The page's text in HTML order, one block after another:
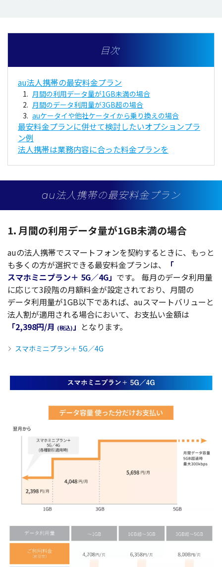
目次
au法人携帯の最安料金プラン
月間の利用データ量が1GB未満の場合
月間のデータ利用量が3GB超の場合
auケータイや他社ケータイから乗り換えの場合
最安料金プランに併せて検討したいオプションプラ
ン例
法人携帯は業務内容に合った料金プランを
au法人携帯の最安料金プラン
1. 月間の利用データ量が1GB未満の場合
auの法人携帯でスマートフォンを契約するときに、もっと
も多くの方が選択できる最安料金プランは、
「
スマホミニプラン＋ 5G／4G」 です。 毎月のデータ利用量
に応じて3段階の月額料金が設定されており、 月間の
データ利用量が1GB以下であれば、auスマートバリュー と
法人割が適用される場合において、お支払い金額は
「2,398円/月 (税込)」 となります。
スマホミニプラン＋ 5G／4G